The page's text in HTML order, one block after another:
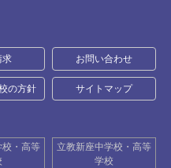
求 お問い合わせ
の方針 サイトマップ
校・高等
立教新座中学校・高等
学校